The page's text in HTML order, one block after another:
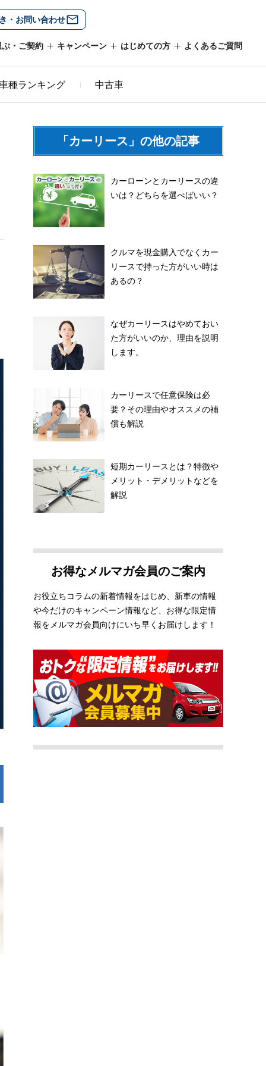
・お問い合わせ
・ご契約 キャンペーン はじめての方 よくあるご質問
種ランキング 中古車
「カーリース」の他の記事
カーローンとカーリースの違
いは？どちらを選べばいい？
クルマを現金購入でなくカー
リースで持った方がいい時は
あるの？
なぜカーリースはやめておい
た方がいいのか、理由を説明
します。
カーリースで任意保険は必
要？その理由やオススメの補
償も解説
短期カーリースとは？特徴や
メリット・デメリットなどを
解説
お得なメルマガ会員のご案内
お役立ちコラムの新着情報をはじめ、新車の情報
や今だけのキャンペーン情報など、お得な限定情
報をメルマガ会員向けにいち早くお届けします！